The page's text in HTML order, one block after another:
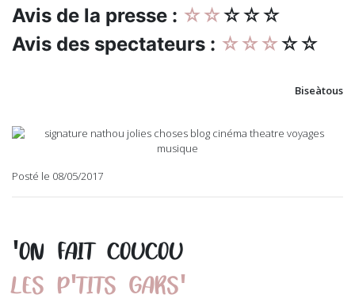
Avis de la presse : ☆☆☆☆☆
Avis des spectateurs : ☆☆☆☆☆
Biseàtous
Posté le 08/05/2017
'ON FAIT COUCOU
LES P'TITS GARS'